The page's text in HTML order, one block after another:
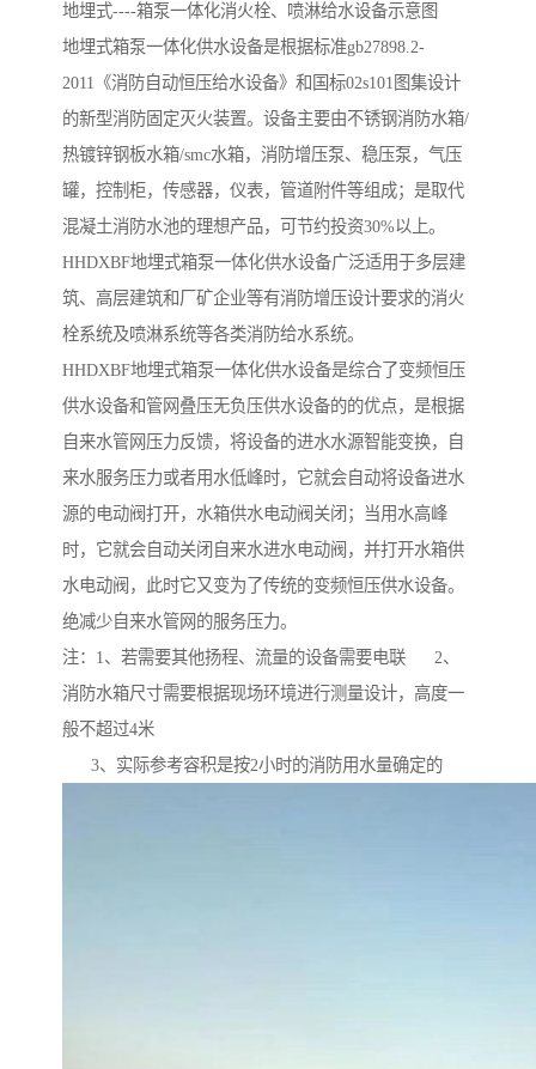
地埋式----箱泵一体化消火栓、喷淋给水设备示意图
地埋式箱泵一体化供水设备是根据标准gb27898.2-
2011《消防自动恒压给水设备》和国标02s101图集设计
的新型消防固定灭火装置。设备主要由不锈钢消防水箱/
热镀锌钢板水箱/smc水箱，消防增压泵、稳压泵，气压
罐，控制柜，传感器，仪表，管道附件等组成；是取代
混凝土消防水池的理想产品，可节约投资30%以上。
HHDXBF地埋式箱泵一体化供水设备广泛适用于多层建
筑、高层建筑和厂矿企业等有消防增压设计要求的消火
栓系统及喷淋系统等各类消防给水系统。
HHDXBF地埋式箱泵一体化供水设备是综合了变频恒压
供水设备和管网叠压无负压供水设备的的优点，是根据
自来水管网压力反馈，将设备的进水水源智能变换，自
来水服务压力或者用水低峰时，它就会自动将设备进水
源的电动阀打开，水箱供水电动阀关闭；当用水高峰
时，它就会自动关闭自来水进水电动阀，并打开水箱供
水电动阀，此时它又变为了传统的变频恒压供水设备。
绝减少自来水管网的服务压力。
注：1、若需要其他扬程、流量的设备需要电联 2、
消防水箱尺寸需要根据现场环境进行测量设计，高度一
般不超过4米
3、实际参考容积是按2小时的消防用水量确定的